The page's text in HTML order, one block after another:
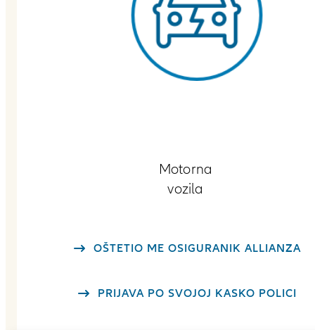
Motorna
vozila
OŠTETIO ME OSIGURANIK ALLIANZA
PRIJAVA PO SVOJOJ KASKO POLICI